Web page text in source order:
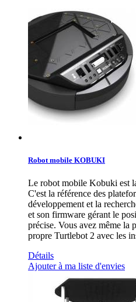
Robot mobile KOBUKI
Le robot mobile Kobuki est
C'est la référence des
développement et la
et son firmware gérant le
précise. Vous avez même la
propre Turtlebot 2 avec les
Détails
Ajouter à ma liste d'envies